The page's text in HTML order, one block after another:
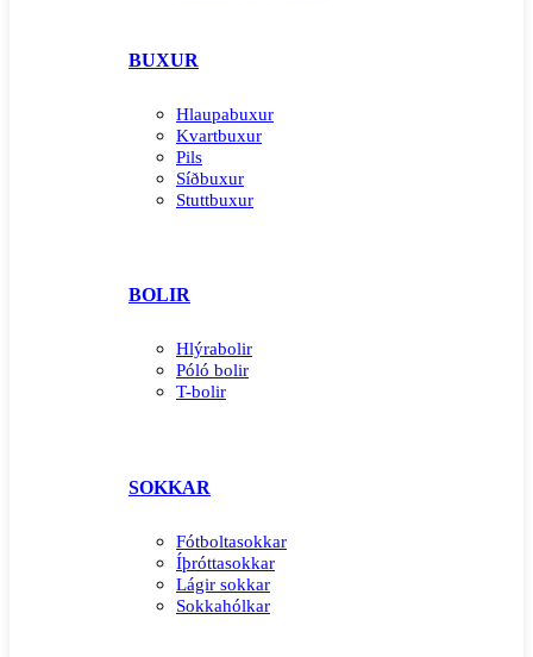
BUXUR
Hlaupabuxur
Kvartbuxur
Pils
Síðbuxur
Stuttbuxur
BOLIR
Hlýrabolir
Póló bolir
T-bolir
SOKKAR
Fótboltasokkar
Íþróttasokkar
Lágir sokkar
Sokkahólkar